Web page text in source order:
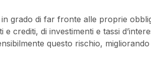
in grado di far fronte alle proprie
e crediti, di investimenti e tassi
questo rischio,